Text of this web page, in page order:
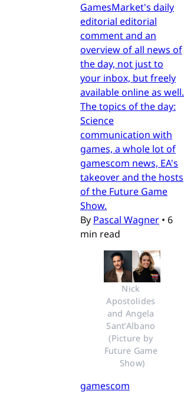
GamesMarket's daily
editorial editorial
comment and an
overview of all news of
the day, not just to
your inbox, but freely
available online as well.
The topics of the day:
Science
communication with
games, a whole lot of
gamescom news, EA's
takeover and the hosts
of the Future Game
Show.
By Pascal Wagner • 6
min read
Nick
Apostolides
and Angela
Sant’Albano
(Picture by
Future Game
Show)
gamescom